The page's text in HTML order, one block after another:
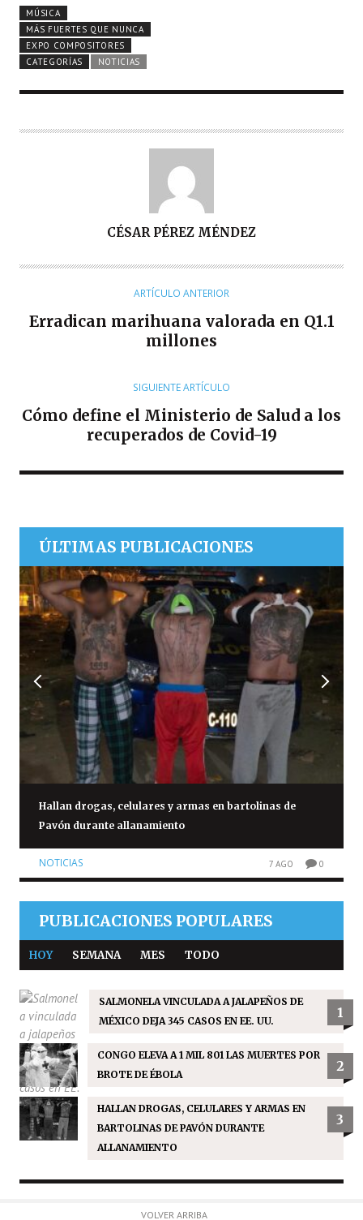
MÚSICA
MÁS FUERTES QUE NUNCA
EXPO COMPOSITORES
CATEGORÍAS
NOTICIAS
T
CÉSAR PÉREZ MÉNDEZ
ARTÍCULO ANTERIOR
Erradican marihuana valorada en Q1.1
millones
SIGUIENTE ARTÍCULO
Cómo define el Ministerio de Salud a los
recuperados de Covid-19
ÚLTIMAS PUBLICACIONES
Hallan drogas, celulares y armas en bartolinas de
Pavón durante allanamiento
NOTICIAS 7 AGO 0
PUBLICACIONES POPULARES
HOY SEMANA MES TODO
SALMONELA VINCULADA A JALAPEÑOS DE
MÉXICO DEJA 345 CASOS EN EE. UU.
1
CONGO ELEVA A 1 MIL 801 LAS MUERTES POR
BROTE DE ÉBOLA
2
HALLAN DROGAS, CELULARES Y ARMAS EN
BARTOLINAS DE PAVÓN DURANTE
ALLANAMIENTO
3
VOLVER ARRIBA